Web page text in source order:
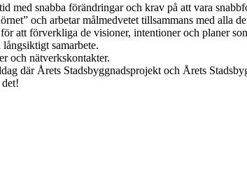
med snabba förändringar och krav på att vara
och arbetar målmedvetet tillsammans med alla
att förverkliga de visioner, intentioner och planer
samarbete.
och nätverkskontakter.
där Årets Stadsbyggnadsprojekt och Årets